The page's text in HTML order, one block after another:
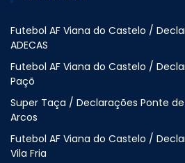
Futebol AF Viana do Castelo /
ADECAS
Futebol AF Viana do Castelo /
Paçõ
Super Taça / Declarações Ponte
Arcos
Futebol AF Viana do Castelo /
Vila Fria